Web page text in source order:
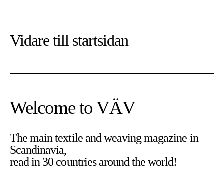
Vidare till startsidan
Welcome to VÄV
The main textile and weaving magazine in
Scandinavia,
read in 30 countries around the world!
På denna sajt använder vi cookies. Cookies är nödvändiga för
att sajten ska fungera som tänkt.